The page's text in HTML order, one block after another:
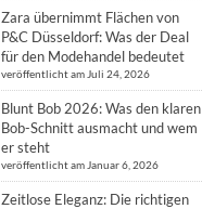
Zara übernimmt Flächen von
P&C Düsseldorf: Was der Deal
für den Modehandel bedeutet
veröffentlicht am Juli 24, 2026
Blunt Bob 2026: Was den klaren
Bob-Schnitt ausmacht und wem
er steht
veröffentlicht am Januar 6, 2026
Zeitlose Eleganz: Die richtigen